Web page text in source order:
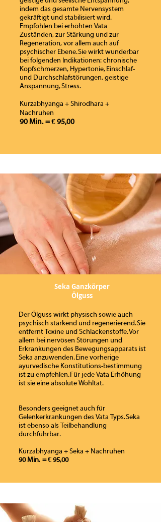
indem das gesamte Nervensystem
gekräftigt und stabilisiert wird.
Empfohlen bei erhöhten Vata
Zuständen, zur Stärkung und zur
Regeneration, vor allem auch auf
psychischer Ebene. Sie wirkt wunderbar
bei folgenden Indikationen: chronische
Kopfschmerzen, Hypertonie, Einschlaf-
und Durchschlafstörungen, geistige
Anspannung, Stress.
Kurzabhyanga + Shirodhara +
Nachruhen
90 Min. = € 95,00
Seka Ganzkörper
Ölguss
Der Ölguss wirkt physisch sowie auch
psychisch stärkend und regenerierend. Sie
entfernt Toxine und Schlackenstoffe. Vor
allem bei nervösen Störungen und
Erkrankungen des Bewegungsapparats ist
Seka anzuwenden. Eine vorherige
ayurvedische Konstitutions-bestimmung
ist zu empfehlen. Für jede Vata Erhöhung
ist sie eine absolute Wohltat.
Besonders geeignet auch für
Gelenkerkrankungen des Vata Typs. Seka
ist ebenso als Teilbehandlung
durchführbar.
Kurzabhyanga + Seka + Nachruhen
90 Min. = € 95,00